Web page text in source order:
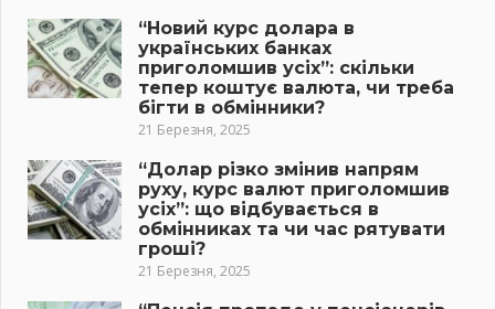
“Новий курс долара в
українських банках
приголомшив усіх”: скільки
тепер коштує валюта, чи треба
бігти в обмінники?
21 Березня, 2025
“Долар різко змінив напрям
руху, курс валют приголомшив
усіх”: що відбувається в
обмінниках та чи час рятувати
гроші?
21 Березня, 2025